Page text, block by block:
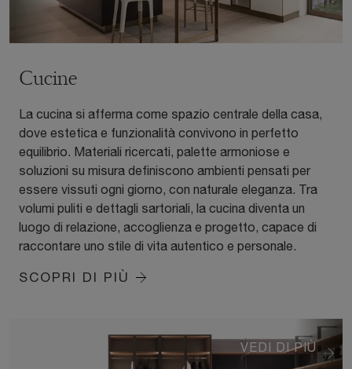
Cucine
La cucina si afferma come spazio centrale della casa,
dove estetica e funzionalità convivono in perfetto
equilibrio. Materiali ricercati, palette armoniose e
soluzioni su misura definiscono ambienti pensati per
essere vissuti ogni giorno, con naturale eleganza. Tra
volumi puliti e dettagli sartoriali, la cucina diventa un
luogo di relazione, accoglienza e progetto, capace di
raccontare uno stile di vita autentico e personale.
SCOPRI DI PIÙ
VEDI DI PIÙ